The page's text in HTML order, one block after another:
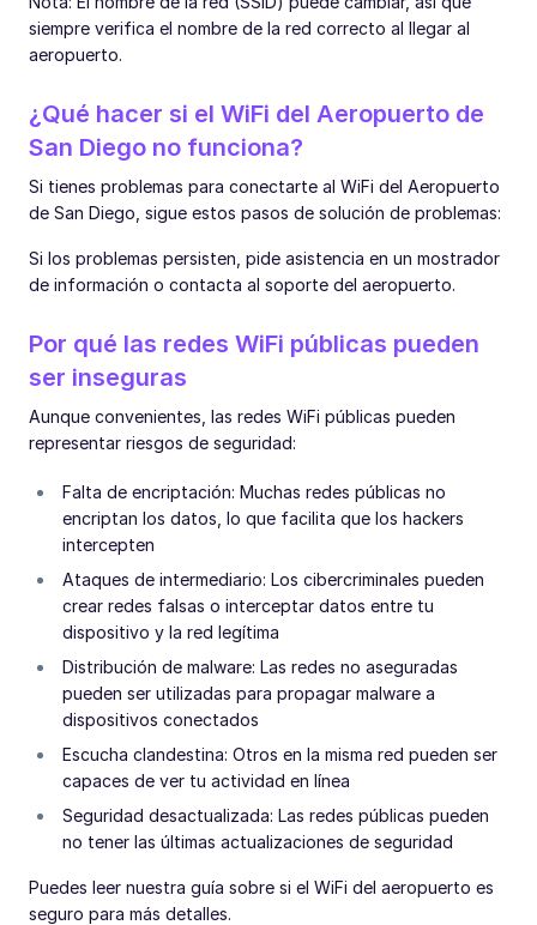
siempre verifica el nombre de la red correcto al llegar al
aeropuerto.
¿Qué hacer si el WiFi del Aeropuerto de
San Diego no funciona?
Si tienes problemas para conectarte al WiFi del Aeropuerto
de San Diego, sigue estos pasos de solución de problemas:
Si los problemas persisten, pide asistencia en un mostrador
de información o contacta al soporte del aeropuerto.
Por qué las redes WiFi públicas pueden
ser inseguras
Aunque convenientes, las redes WiFi públicas pueden
representar riesgos de seguridad:
Falta de encriptación: Muchas redes públicas no
encriptan los datos, lo que facilita que los hackers
intercepten
Ataques de intermediario: Los cibercriminales pueden
crear redes falsas o interceptar datos entre tu
dispositivo y la red legítima
Distribución de malware: Las redes no aseguradas
pueden ser utilizadas para propagar malware a
dispositivos conectados
Escucha clandestina: Otros en la misma red pueden ser
capaces de ver tu actividad en línea
Seguridad desactualizada: Las redes públicas pueden
no tener las últimas actualizaciones de seguridad
Puedes leer nuestra guía sobre si el WiFi del aeropuerto es
seguro para más detalles.